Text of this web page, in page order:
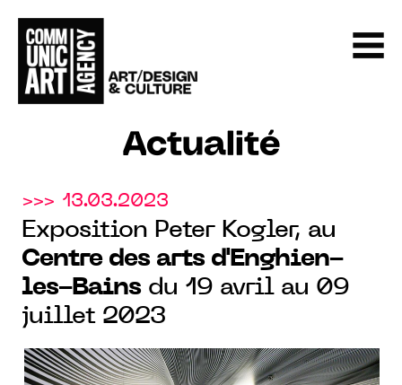
Actualité
>>> 13.03.2023
Exposition Peter Kogler, au
Centre des arts d'Enghien-
les-Bains du 19 avril au 09
juillet 2023